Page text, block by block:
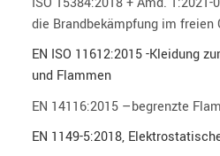
die Brandbekämpfung im freien
EN ISO 11612:2015 -Kleidung
und Flammen
EN 14116:2015 –begrenzte
EN 1149-5:2018,